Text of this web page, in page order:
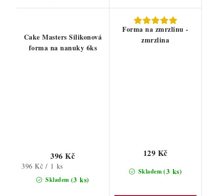
Cake Masters Silikonová
forma na nanuky 6ks
Skladem (3 ks)
396 Kč
Měrná
396 Kč / 1 ks
Forma na zmrzlinu -
zmrzlina
Skladem(3 ks)
129 Kč